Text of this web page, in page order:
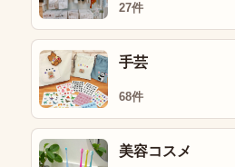
27件
手芸
68件
美容コスメ